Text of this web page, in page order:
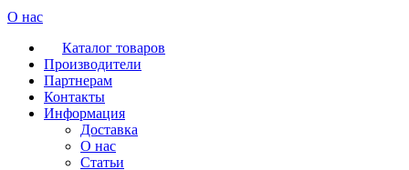
О нас
Каталог товаров
Производители
Партнерам
Контакты
Информация
Доставка
О нас
Статьи